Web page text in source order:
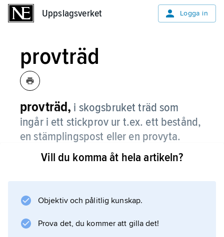
Uppslagsverket Logga in
provträd
provträd, i skogsbruket träd som
ingår i ett stickprov ur t.ex. ett bestånd,
en stämplingspost eller en provyta.
På provträden gör man de ytterligare
utföra på alla träd.
Vill du komma åt hela artikeln?
Objektiv och pålitlig kunskap.
Prova det, du kommer att gilla det!